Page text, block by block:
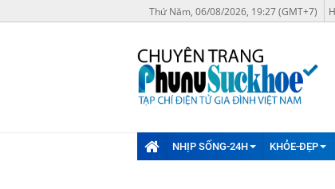
Thứ Năm, 06/08/2026, 19:27 (GMT+7)
NHỊP SỐNG-24H KHỎE-ĐẸP